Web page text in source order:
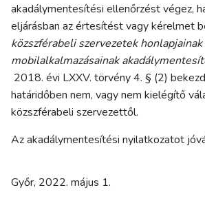
akadálymentesítési ellenőrzést végez,
eljárásban az értesítést vagy kérelmet
közszférabeli szervezetek honlapjainak
mobilalkalmazásainak
2018. évi LXXV. törvény 4. § (2)
határidőben nem, vagy nem kielégítő
közszférabeli szervezettől.
Az akadálymentesítési nyilatkozatot
Győr, 2022. május 1.